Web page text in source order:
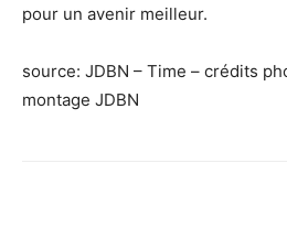
pour un avenir meilleur.
source: JDBN – Time – crédits
montage JDBN